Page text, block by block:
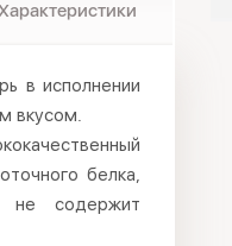
в исполнении
вкусом.
белка,
не содержит